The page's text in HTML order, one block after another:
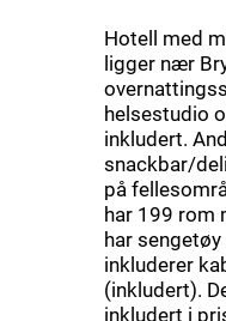
Hotell med
ligger nær
helsestudio
inkludert.
snackbar/
på
har 199 rom
har
inkluderer
(inkludert).
inkludert i